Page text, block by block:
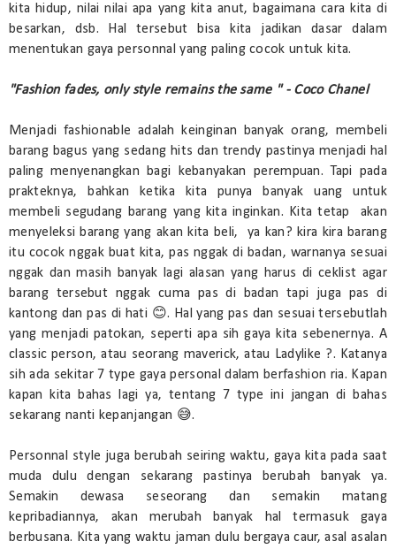
kita hidup, nilai nilai apa yang kita anut, bagaimana cara kita di
besarkan, dsb. Hal tersebut bisa kita jadikan dasar dalam
menentukan gaya personnal yang paling cocok untuk kita.
"Fashion fades, only style remains the same " - Coco Chanel
Menjadi fashionable adalah keinginan banyak orang, membeli
barang bagus yang sedang hits dan trendy pastinya menjadi hal
paling menyenangkan bagi kebanyakan perempuan. Tapi pada
prakteknya, bahkan ketika kita punya banyak uang untuk
membeli segudang barang yang kita inginkan. Kita tetap akan
menyeleksi barang yang akan kita beli, ya kan? kira kira barang
itu cocok nggak buat kita, pas nggak di badan, warnanya sesuai
nggak dan masih banyak lagi alasan yang harus di ceklist agar
barang tersebut nggak cuma pas di badan tapi juga pas di
kantong dan pas di hati 😊. Hal yang pas dan sesuai tersebutlah
yang menjadi patokan, seperti apa sih gaya kita sebenernya. A
classic person, atau seorang maverick, atau Ladylike ?. Katanya
sih ada sekitar 7 type gaya personal dalam berfashion ria. Kapan
kapan kita bahas lagi ya, tentang 7 type ini jangan di bahas
sekarang nanti kepanjangan 😅.
Personnal style juga berubah seiring waktu, gaya kita pada saat
muda dulu dengan sekarang pastinya berubah banyak ya.
Semakin dewasa seseorang dan semakin matang
kepribadiannya, akan merubah banyak hal termasuk gaya
berbusana. Kita yang waktu jaman dulu bergaya caur, asal asalan